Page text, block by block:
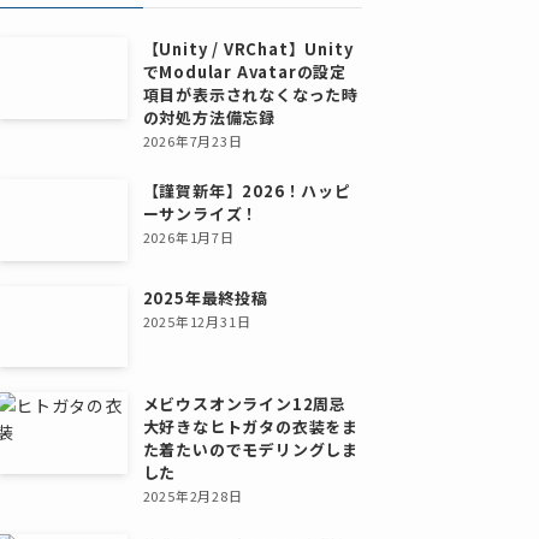
【Unity / VRChat】Unity
でModular Avatarの設定
項目が表示されなくなった時
の対処方法備忘録
2026年7月23日
【謹賀新年】2026！ハッピ
ーサンライズ！
2026年1月7日
2025年最終投稿
2025年12月31日
メビウスオンライン12周忌
大好きなヒトガタの衣装をま
た着たいのでモデリングしま
した
2025年2月28日